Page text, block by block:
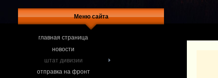
Меню сайта
главная страница
новости
штат дивизии
отправка на фронт